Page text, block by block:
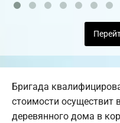
Бригада
стоимости осуществит
деревянного дома в